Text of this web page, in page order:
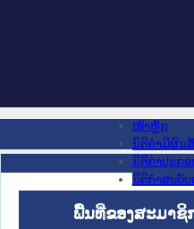
ໜ້າຫຼັກ
ນິຕິກໍາມີຜົນ
ນິຕິກໍາປະກອ
ນິຕິກໍາສະບັບ
ເວັບໄຊອື່ນໆ
ພື້ນທີ່ຂອງສະມາຊິ